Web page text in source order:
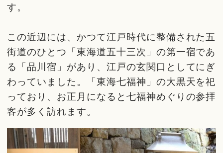
す。
この近辺には、かつて江戸時代に整備された五
街道のひとつ「東海道五十三次」の第一宿であ
る「品川宿」があり、江戸の玄関口としてにぎ
わっていました。「東海七福神」の大黒天を祀
っており、お正月になると七福神めぐりの参拝
客が多く訪れます。